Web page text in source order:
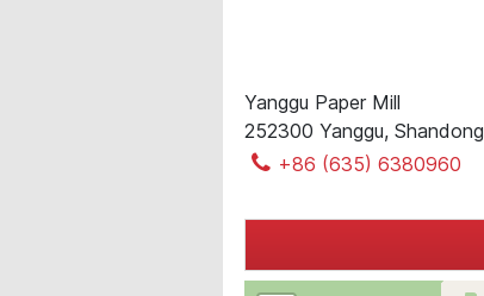
Yanggu Paper Mill
252300 Yanggu, Shandong
+86 (635) 6380960